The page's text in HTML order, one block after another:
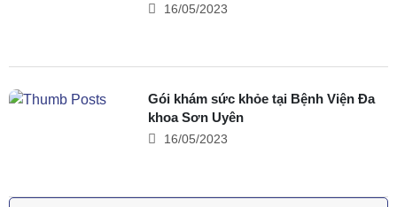
16/05/2023
Gói khám sức khỏe tại Bệnh Viện Đa
khoa Sơn Uyên
16/05/2023